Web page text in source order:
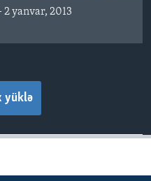
yanvar, 2013
yüklə